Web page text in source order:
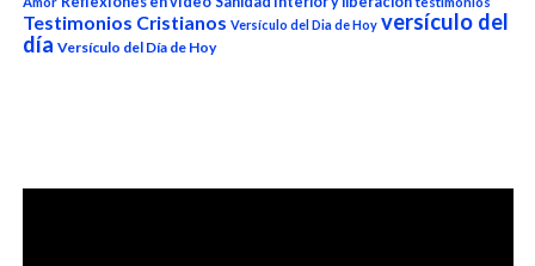
Testimonios Cristianos Versículo del Dia de Hoy versículo del
día Versículo del Día de Hoy
Reproductor